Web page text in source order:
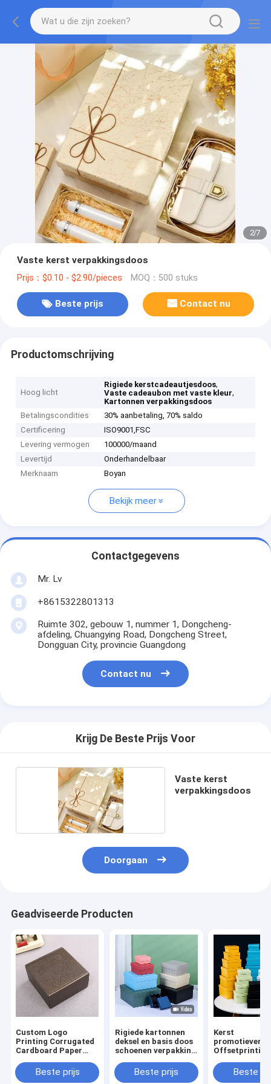
2/7
Vaste kerst verpakkingsdoos
Prijs：$0.10 - $2.90/pieces MOQ：500 stuks
Beste prijs Contact nu
Productomschrijving
Hoog licht
Rigiede kerstcadeautjesdoos,
Vaste cadeaubon met vaste kleur,
Kartonnen verpakkingsdoos
Betalingscondities
30% aanbetaling, 70% saldo
Certificering
ISO9001,‌FSC
Levering vermogen
100000/maand
Levertijd
Onderhandelbaar
Merknaam
Boyan
Bekijk meer
Contactgegevens
Mr. Lv
+8615322801313
Ruimte 302, gebouw 1, nummer 1, Dongcheng-
afdeling, Chuangying Road, Dongcheng Street,
Dongguan City, provincie Guangdong
Contact nu
Krijg De Beste Prijs Voor
Vaste kerst
verpakkingsdoos
Doorgaan
Geadviseerde Producten
Custom Logo
Printing Corrugated
Cardboard Paper
Carton Shipping
Boxes According to
Beste prijs
Rigiede kartonnen
deksel en basis doos
schoenen verpakking
Custom tweeszijdig
drukken
Beste prijs
Kerst
Offsetprinting
Beste